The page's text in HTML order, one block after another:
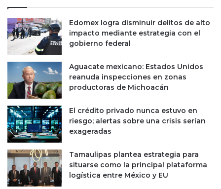
s
m
e
c
a
o
s
p
o
r
S
B
4
9
7
m
i
l
o
n
e
s
d
p
s
Edomex logra disminuir delitos de alto
impacto mediante estrategia con el
gobierno federal
Aguacate mexicano: Estados Unidos
reanuda inspecciones en zonas
productoras de Michoacán
El crédito privado nunca estuvo en
riesgo; alertas sobre una crisis serían
exageradas
Tamaulipas plantea estrategia para
situarse como la principal plataforma
logística entre México y EU